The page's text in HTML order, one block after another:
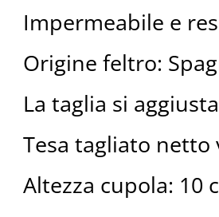
Impermeabile e
Origine feltro:
La taglia si
Tesa tagliato
Altezza cupola: 10